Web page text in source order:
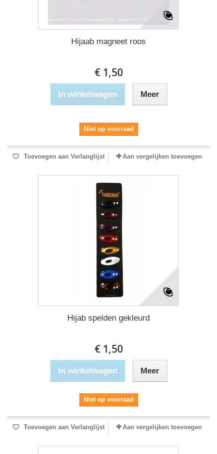
Hijaab magneet roos
€ 1,50
In winkelwagen Meer
Niet op voorraad
Toevoegen aan Verlanglijst Aan vergelijken toevoegen
Hijab spelden gekleurd
€ 1,50
In winkelwagen Meer
Niet op voorraad
Toevoegen aan Verlanglijst Aan vergelijken toevoegen